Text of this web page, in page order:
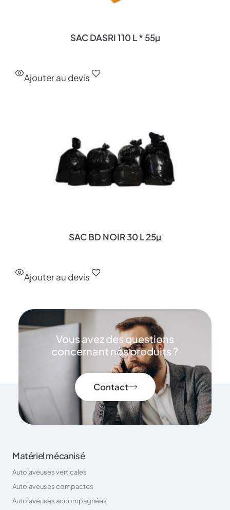
SAC DASRI 110 L * 55µ
Ajouter au devis
SAC BD NOIR 30 L 25µ
Ajouter au devis
Vous avez des questions
concernant nos produits ?
Contact
Matériel mécanisé
Autolaveuses verticales
Autolaveuses compactes
Autolaveuses accompagnées